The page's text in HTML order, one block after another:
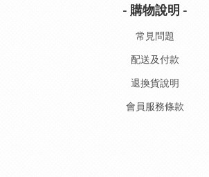
- 購物說明 -
常見問題
配送及付款
退換貨說明
會員服務條款